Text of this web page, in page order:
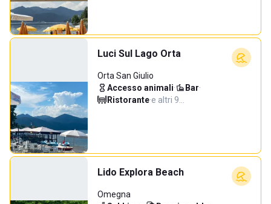
Luci Sul Lago Orta
Orta San Giulio
Accesso animali· Bar·
Ristorante·e altri 9…
Lido Explora Beach
Omegna